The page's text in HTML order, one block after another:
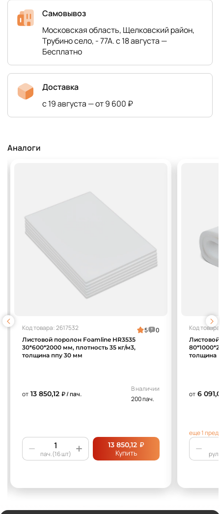
Самовывоз
Московская область, Щелковский район,
Трубино село, - 77А. с 18 августа —
Бесплатно
Доставка
с 19 августа — от 9 600 ₽
Аналоги
Код товара: 2617532 5 0
Листовой поролон Foamline HR3535
30*600*2000 мм, плотность 35 кг/м3,
толщина ппу 30 мм
от 13 850,12 ₽ / пач.
В наличии
200 пач.
пач.(16 шт)
13 850,12 ₽
Купить
Код
толщина
от 6
еще 1